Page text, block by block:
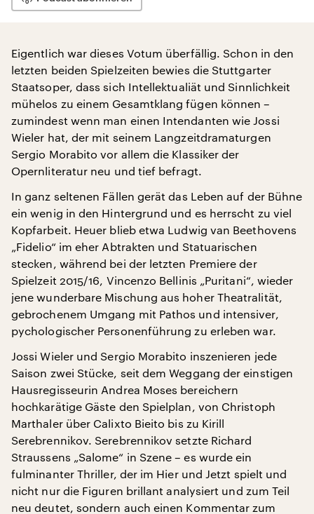
Eigentlich war dieses Votum überfällig. Schon in den
letzten beiden Spielzeiten bewies die Stuttgarter
Staatsoper, dass sich Intellektualiät und Sinnlichkeit
mühelos zu einem Gesamtklang fügen können –
zumindest wenn man einen Intendanten wie Jossi
Wieler hat, der mit seinem Langzeitdramaturgen
Sergio Morabito vor allem die Klassiker der
Opernliteratur neu und tief befragt.
In ganz seltenen Fällen gerät das Leben auf der Bühne
ein wenig in den Hintergrund und es herrscht zu viel
Kopfarbeit. Heuer blieb etwa Ludwig van Beethovens
„Fidelio“ im eher Abtrakten und Statuarischen
stecken, während bei der letzten Premiere der
Spielzeit 2015/16, Vincenzo Bellinis „Puritani“, wieder
jene wunderbare Mischung aus hoher Theatralität,
gebrochenem Umgang mit Pathos und intensiver,
pychologischer Personenführung zu erleben war.
Jossi Wieler und Sergio Morabito inszenieren jede
Saison zwei Stücke, seit dem Weggang der einstigen
Hausregisseurin Andrea Moses bereichern
hochkarätige Gäste den Spielplan, von Christoph
Marthaler über Calixto Bieito bis zu Kirill
Serebrennikov. Serebrennikov setzte Richard
Straussens „Salome“ in Szene – es wurde ein
fulminanter Thriller, der im Hier und Jetzt spielt und
nicht nur die Figuren brillant analysiert und zum Teil
neu deutet, sondern auch einen Kommentar zum